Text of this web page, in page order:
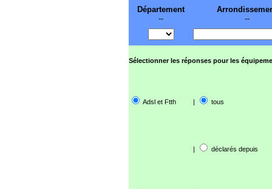
Département
--
--
Sélectionner les réponses pour les
Adsl et Ftth | tous
| déclarés depuis